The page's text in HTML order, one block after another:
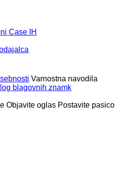
Case IH
Varnostna navodila
blagovnih znamk
Objavite oglas Postavite pasico